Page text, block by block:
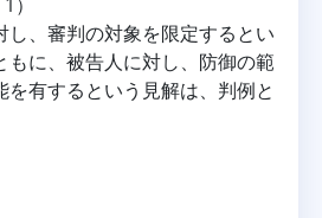
し、審判の対象を限定するとい
もに、被告人に対し、防御の範
を有するという見解は、判例と